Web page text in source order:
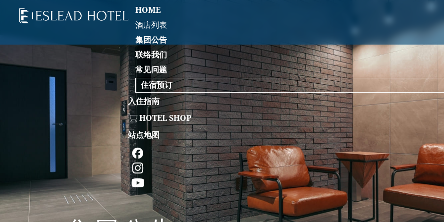
HOME
酒店列表
集团公告
联络我们
常见问题
住宿预订
入住指南
HOTEL SHOP
站点地图